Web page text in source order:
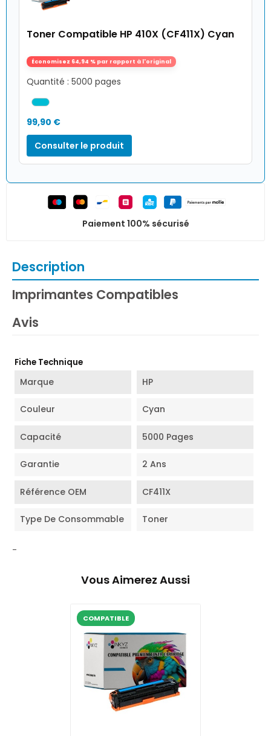
Toner Compatible HP 410X (CF411X) Cyan
Économisez 64,94 % par rapport à l'original
Quantité : 5000 pages
99,90 €
Consulter le produit
Paiement 100% sécurisé
Description
Imprimantes Compatibles
Avis
Fiche Technique
Marque HP
Couleur Cyan
Capacité 5000 Pages
Garantie 2 Ans
Référence OEM CF411X
Type De Consommable Toner
-
Vous Aimerez Aussi
COMPATIBLE